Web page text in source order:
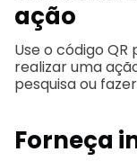
ação
Use o código
realizar uma
pesquisa ou
Forneça